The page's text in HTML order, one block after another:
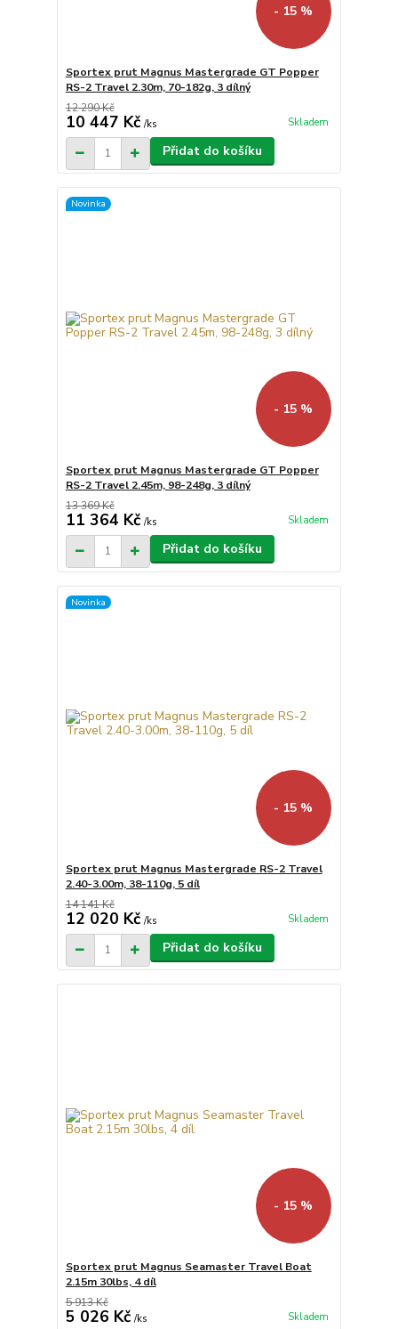
- 15 %
Sportex prut Magnus Mastergrade GT Popper
RS-2 Travel 2.30m, 70-182g, 3 dílný
12 290 Kč
10 447 Kč /ks Skladem
Přidat do košíku
Novinka
- 15 %
Sportex prut Magnus Mastergrade GT Popper
RS-2 Travel 2.45m, 98-248g, 3 dílný
13 369 Kč
11 364 Kč /ks Skladem
Přidat do košíku
Novinka
- 15 %
Sportex prut Magnus Mastergrade RS-2 Travel
2.40-3.00m, 38-110g, 5 díl
14 141 Kč
12 020 Kč /ks Skladem
Přidat do košíku
- 15 %
Sportex prut Magnus Seamaster Travel Boat
2.15m 30lbs, 4 díl
5 913 Kč
5 026 Kč /ks Skladem